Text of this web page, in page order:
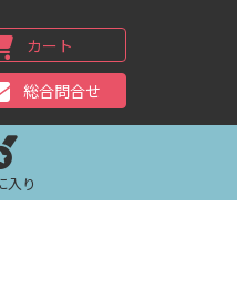
カート
総合問合せ
入り